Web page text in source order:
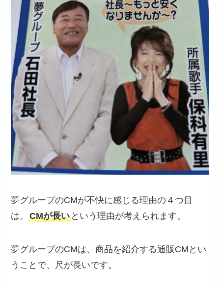
夢グループのCMが不快に感じる理由の４つ目
は、CMが長い という理由が考えられます。
夢グループのCMは、商品を紹介する通販CMとい
うことで、尺が長いです。